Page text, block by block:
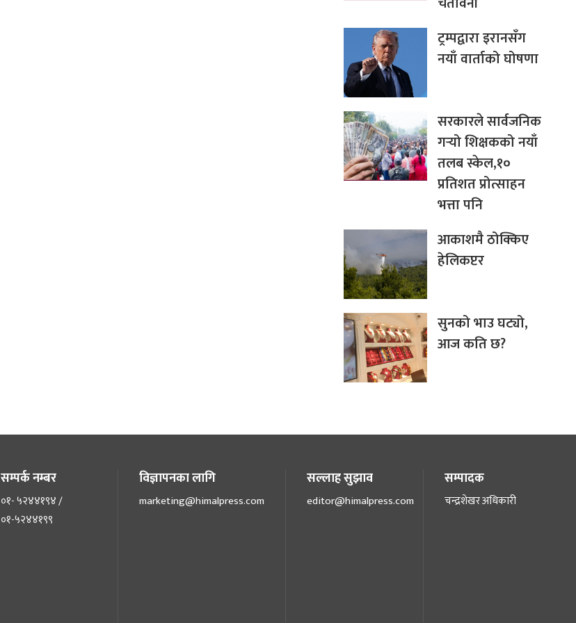
ट्रम्पद्वारा इरानसँग
नयाँ वार्ताको घोषणा
सरकारले सार्वजनिक
गर्‍यो शिक्षकको नयाँ
तलब स्केल,१०
प्रतिशत प्रोत्साहन
भत्ता पनि
आकाशमै ठोक्किए
हेलिकप्टर
सुनको भाउ घट्यो,
आज कति छ?
सम्पर्क नम्बर
०१- ५२४४१९४ /
०१-५२४४१९९
विज्ञापनका लागि
marketing@himalpress.com
सल्लाह सुझाव
editor@himalpress.com
सम्पादक
चन्द्रशेखर अधिकारी